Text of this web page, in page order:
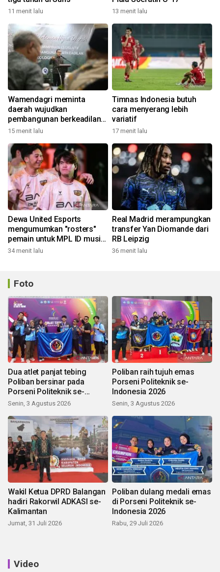
11 menit lalu 13 menit lalu
Wamendagri meminta
daerah wujudkan
pembangunan berkeadilan
ekologis
15 menit lalu
Timnas Indonesia butuh
cara menyerang lebih
variatif
17 menit lalu
Dewa United Esports
mengumumkan "rosters"
pemain untuk MPL ID musim
ke-18
34 menit lalu
Real Madrid merampungkan
transfer Yan Diomande dari
RB Leipzig
36 menit lalu
Foto
Dua atlet panjat tebing
Poliban bersinar pada
Porseni Politeknik se-
Indonesia 2026
Senin, 3 Agustus 2026
Poliban raih tujuh emas
Porseni Politeknik se-
Indonesia 2026
Senin, 3 Agustus 2026
Wakil Ketua DPRD Balangan
hadiri Rakorwil ADKASI se-
Kalimantan
Jumat, 31 Juli 2026
Poliban dulang medali emas
di Porseni Politeknik se-
Indonesia 2026
Rabu, 29 Juli 2026
Video